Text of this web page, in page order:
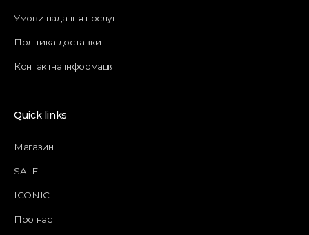
Умови надання послуг
Політика доставки
Контактна інформація
Quick links
Магазин
SALE
ICONIC
Про нас